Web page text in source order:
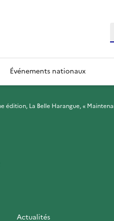
Événements nationaux
édition, La Belle Harangue, «
Actualités